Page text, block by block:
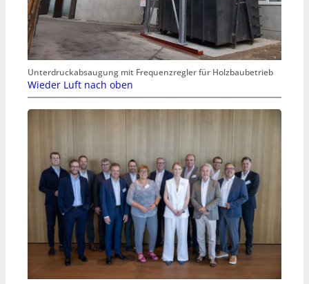
Unterdruckabsaugung mit Frequenzregler für Holzbaubetrieb
Wieder Luft nach oben